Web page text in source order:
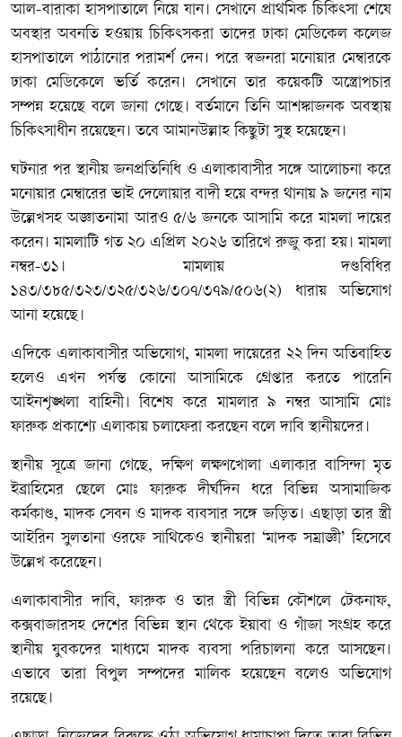
আল-বারাকা হাসপাতালে নিয়ে যান। সেখানে প্রাথমিক চিকিৎসা শেষে
অবস্থার অবনতি হওয়ায় চিকিৎসকরা তাদের ঢাকা মেডিকেল কলেজ
হাসপাতালে পাঠানোর পরামর্শ দেন। পরে স্বজনরা মনোয়ার মেম্বারকে
ঢাকা মেডিকেলে ভর্তি করেন। সেখানে তার কয়েকটি অস্ত্রোপচার
সম্পন্ন হয়েছে বলে জানা গেছে। বর্তমানে তিনি আশঙ্কাজনক অবস্থায়
চিকিৎসাধীন রয়েছেন। তবে আমানউল্লাহ কিছুটা সুস্থ হয়েছেন।
ঘটনার পর স্থানীয় জনপ্রতিনিধি ও এলাকাবাসীর সঙ্গে আলোচনা করে
মনোয়ার মেম্বারের ভাই দেলোয়ার বাদী হয়ে বন্দর থানায় ৯ জনের নাম
উল্লেখসহ অজ্ঞাতনামা আরও ৫/৬ জনকে আসামি করে মামলা দায়ের
করেন। মামলাটি গত ২০ এপ্রিল ২০২৬ তারিখে রুজু করা হয়। মামলা
নম্বর-৩১। মামলায় দণ্ডবিধির
১৪৩/৩৮৫/৩২৩/৩২৫/৩২৬/৩০৭/৩৭৯/৫০৬(২) ধারায় অভিযোগ
আনা হয়েছে।
এদিকে এলাকাবাসীর অভিযোগ, মামলা দায়েরের ২২ দিন অতিবাহিত
হলেও এখন পর্যন্ত কোনো আসামিকে গ্রেপ্তার করতে পারেনি
আইনশৃঙ্খলা বাহিনী। বিশেষ করে মামলার ৯ নম্বর আসামি মোঃ
ফারুক প্রকাশ্যে এলাকায় চলাফেরা করছেন বলে দাবি স্থানীয়দের।
স্থানীয় সূত্রে জানা গেছে, দক্ষিণ লক্ষণখোলা এলাকার বাসিন্দা মৃত
ইব্রাহিমের ছেলে মোঃ ফারুক দীর্ঘদিন ধরে বিভিন্ন অসামাজিক
কর্মকাণ্ড, মাদক সেবন ও মাদক ব্যবসার সঙ্গে জড়িত। এছাড়া তার স্ত্রী
আইরিন সুলতানা ওরফে সাথিকেও স্থানীয়রা ‘মাদক সম্রাজ্ঞী’ হিসেবে
উল্লেখ করেছেন।
এলাকাবাসীর দাবি, ফারুক ও তার স্ত্রী বিভিন্ন কৌশলে টেকনাফ,
কক্সবাজারসহ দেশের বিভিন্ন স্থান থেকে ইয়াবা ও গাঁজা সংগ্রহ করে
স্থানীয় যুবকদের মাধ্যমে মাদক ব্যবসা পরিচালনা করে আসছেন।
এভাবে তারা বিপুল সম্পদের মালিক হয়েছেন বলেও অভিযোগ
রয়েছে।